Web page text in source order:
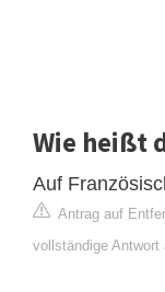
Wie heißt
Auf
Antrag auf
vollständige